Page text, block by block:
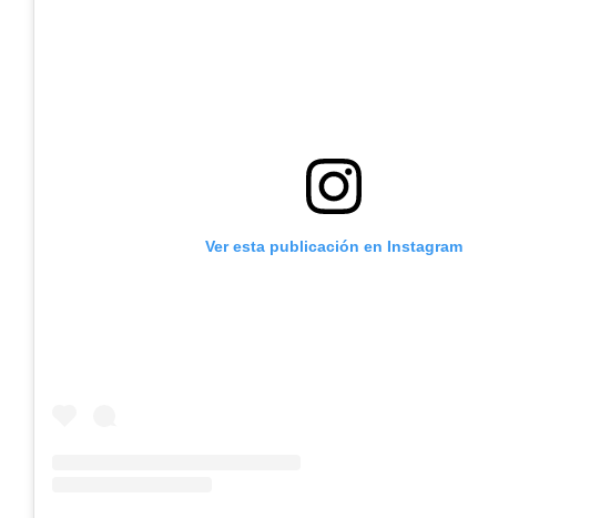
Ver esta publicación en Instagram